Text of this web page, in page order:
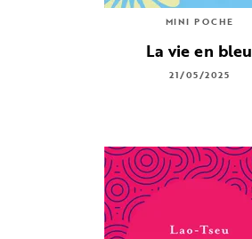
MINI POCHE
La vie en bleu
21/05/2025